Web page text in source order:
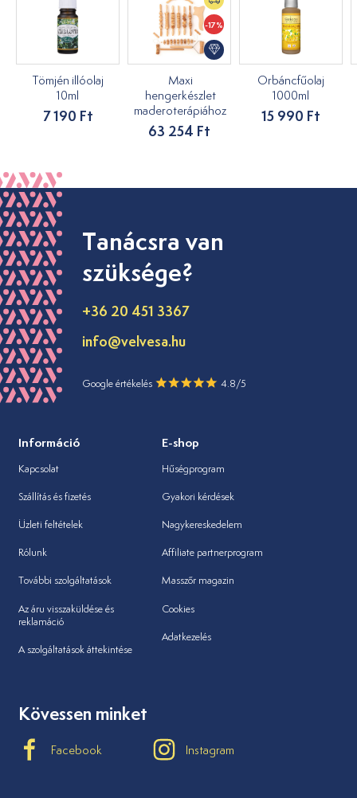
Tömjén illóolaj
10ml
7 190 Ft
-17%
Maxi
hengerkészlet
maderoterápiához
63 254 Ft
Orbáncfűolaj
1000ml
15 990 Ft
Tanácsra van
szüksége?
+36 20 451 3367
info@velvesa.hu
Google értékelés 4.8/5
Információ
Kapcsolat
Szállítás és fizetés
Üzleti feltételek
Rólunk
További szolgáltatások
Az áru visszaküldése és
reklamáció
A szolgáltatások áttekintése
E-shop
Hűségprogram
Gyakori kérdések
Nagykereskedelem
Affiliate partnerprogram
Masszőr magazin
Cookies
Adatkezelés
Kövessen minket
Facebook Instagram